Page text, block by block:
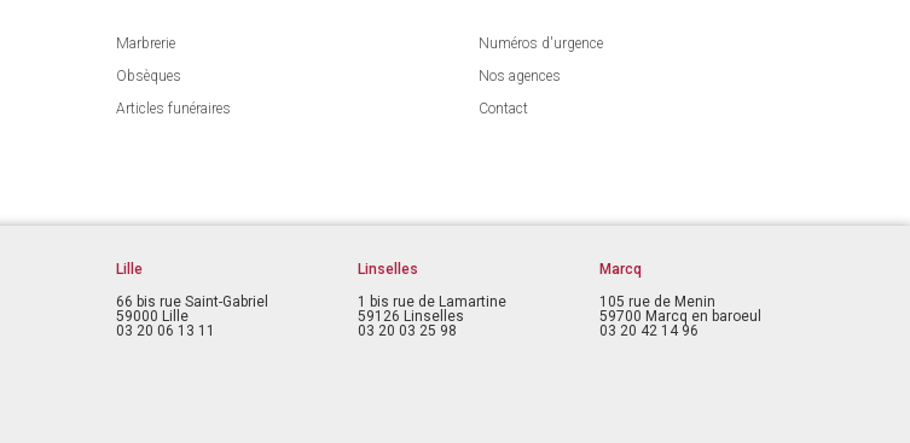
Marbrerie
Obsèques
Articles funéraires
Numéros d'urgence
Nos agences
Contact
Lille
66 bis rue Saint-Gabriel
59000 Lille
03 20 06 13 11
Linselles
1 bis rue de Lamartine
59126 Linselles
03 20 03 25 98
Marcq
105 rue de Menin
59700 Marcq en baroeul
03 20 42 14 96